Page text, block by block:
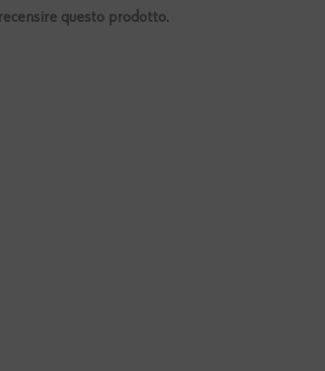
questo prodotto.